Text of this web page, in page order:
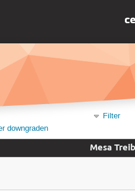
Filter
downgraden
Mesa